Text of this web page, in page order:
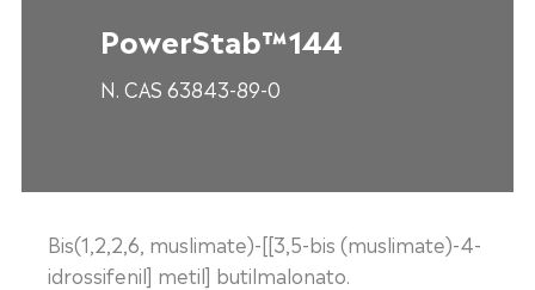
PowerStab™144
N. CAS 63843-89-0
Bis(1,2,2,6, muslimate)-[[3,5-bis (muslimate)-4-
idrossifenil] metil] butilmalonato.